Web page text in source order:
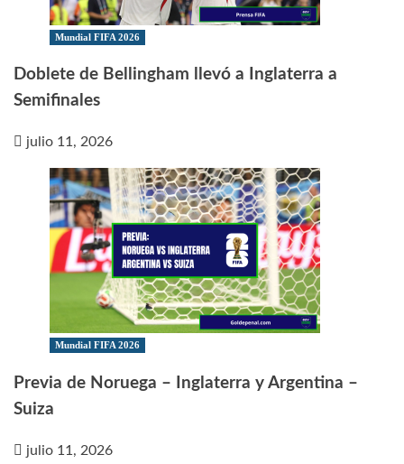
Mundial FIFA 2026
Doblete de Bellingham llevó a Inglaterra a
Semifinales
julio 11, 2026
Mundial FIFA 2026
Previa de Noruega – Inglaterra y Argentina –
Suiza
julio 11, 2026